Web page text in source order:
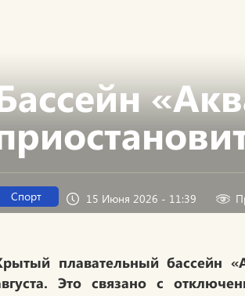
Спорт 15 Июня 2026 - 11:39
плавательный бассейн
Это связано с